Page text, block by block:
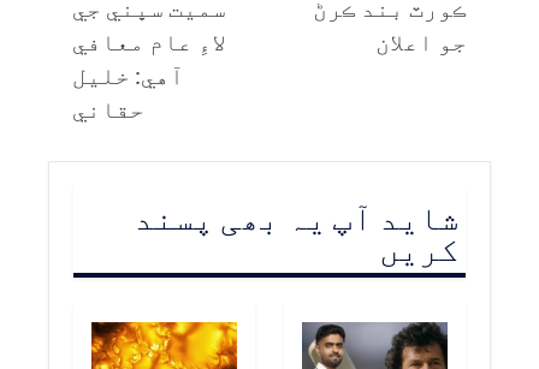
ڪورٽ بند ڪرڻ
جو اعلان
سميت سڀني جي
لاءِ عام معافي
آهي: خليل
حقاني
شاید آپ یہ بھی پسند
کریں